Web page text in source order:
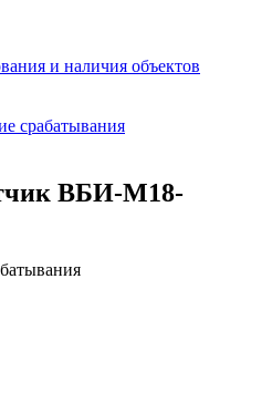
и наличия объектов
срабатывания
ВБИ-М18-